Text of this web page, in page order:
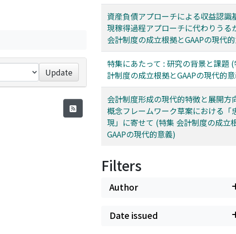
Update
資産負債アプローチによる収益認識
現稼得過程アプローチに代わりうる
会計制度の成立根拠とGAAPの現代
特集にあたって : 研究の背景と課題
計制度の成立根拠とGAAPの現代的
会計制度形成の現代的特徴と展開方
概念フレームワーク草案における「
現」に寄せて (特集 会計制度の成立
GAAPの現代的意義)
Filters
Author
Date issued